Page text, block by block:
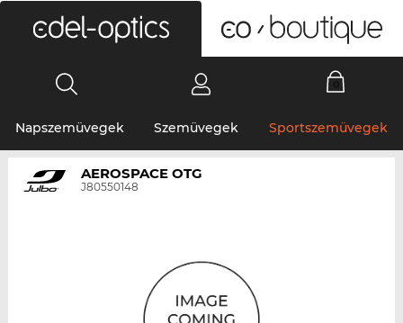
Napszemüvegek Szemüvegek Sportszemüvegek
AEROSPACE OTG
J80550148